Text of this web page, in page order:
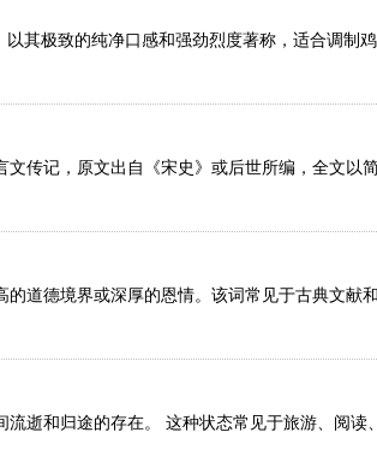
其极致的纯净口感和强劲烈度著称，适合调制
文传记，原文出自《宋史》或后世所编，全文以
道德境界或深厚的恩情。该词常见于古典文献
逝和归途的存在。 这种状态常见于旅游、阅读